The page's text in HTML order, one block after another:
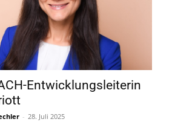
Entwicklungsleiterin
- 28. Juli 2025